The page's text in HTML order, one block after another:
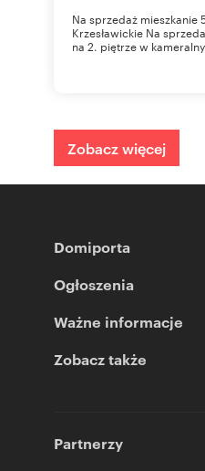
Na sprzedaż mieszkanie
Krzesławickie Na
na 2. piętrze w
Zobacz więcej
Domiporta
Ogłoszenia
Ważne informacje
Zobacz także
Partnerzy